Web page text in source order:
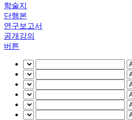
학술지
단행본
연구보고서
공개강의
버튼